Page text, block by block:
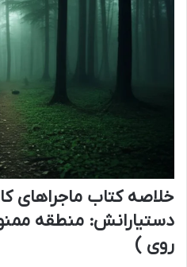
خلاصه کتاب ماجراهای
دستیارانش: منطقه
روی )